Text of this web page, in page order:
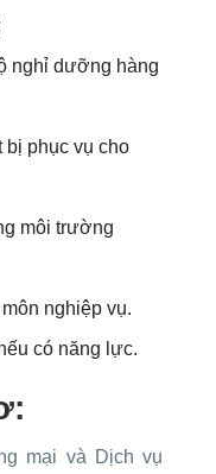
nghỉ dưỡng hàng
bị phục vụ cho
môi trường
nghiệp vụ.
có năng lực.
mại và Dịch vụ